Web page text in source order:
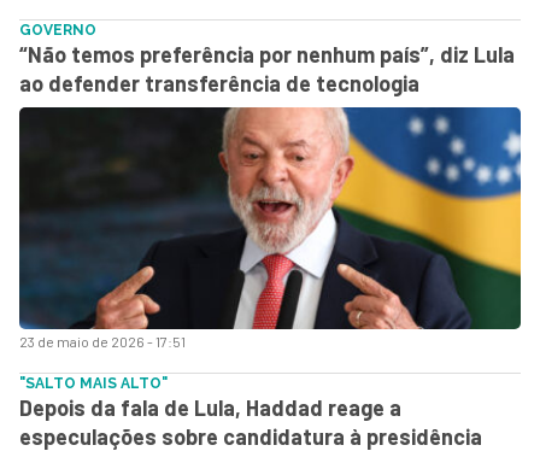
23 de maio de 2026 - 17:51
GOVERNO
“Não temos preferência por nenhum país”, diz Lula
ao defender transferência de tecnologia
"SALTO MAIS ALTO"
Depois da fala de Lula, Haddad reage a
especulações sobre candidatura à presidência